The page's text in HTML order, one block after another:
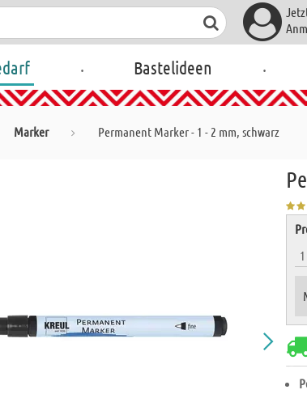
. Bastelideen .
Marker Permanent Marker - 1 - 2 mm, schwarz